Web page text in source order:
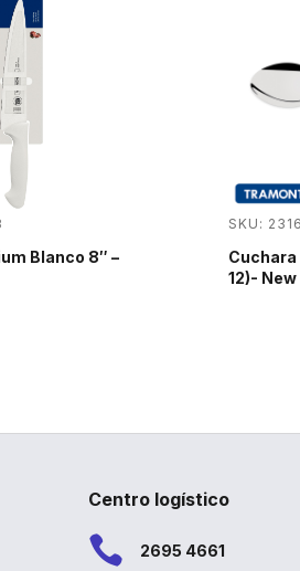
Blanco 8″ –
SKU:
Cuchara
12)-
Centro logístico
 2695 4661